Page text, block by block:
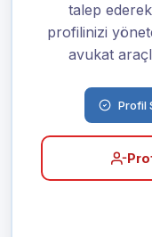
talep
profilinizi
avukat
Profil